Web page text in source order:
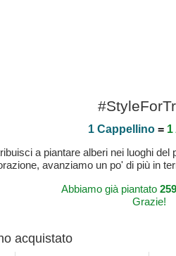
1 Cappellino= 1
a piantare alberi nei luoghi
avanziamo un po' di più in
Abbiamo già piantato
Grazie!
acquistato